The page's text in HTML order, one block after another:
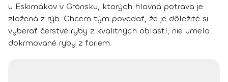
u Eskimákov v Grónsku, ktorých hlavná potrava je
zložená z rýb. Chcem tým povedať, že je dôležité si
vyberať čerstvé ryby z kvalitných oblastí, nie umelo
dokrmované ryby z fariem.